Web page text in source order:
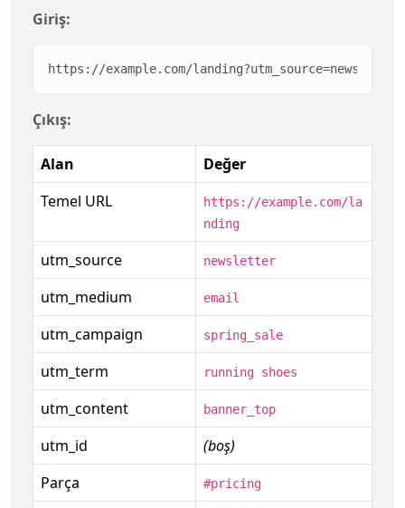
Giriş:
https://example.com/
Çıkış:
Alan
Değer
Temel URL
https://example.com/la
nding
utm_source newsletter
utm_medium email
utm_campaign spring_sale
utm_term running shoes
utm_content banner_top
utm_id
(boş)
Parça
#pricing